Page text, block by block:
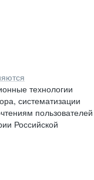
технологии
систематизации
пользователей
Российской